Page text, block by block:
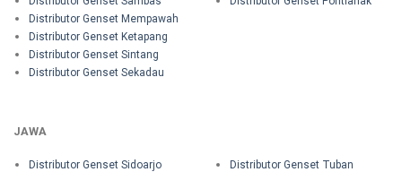
Distributor Genset Mempawah
Distributor Genset Ketapang
Distributor Genset Sintang
Distributor Genset Sekadau
JAWA
Distributor Genset Sidoarjo
Distributor Genset Tuban